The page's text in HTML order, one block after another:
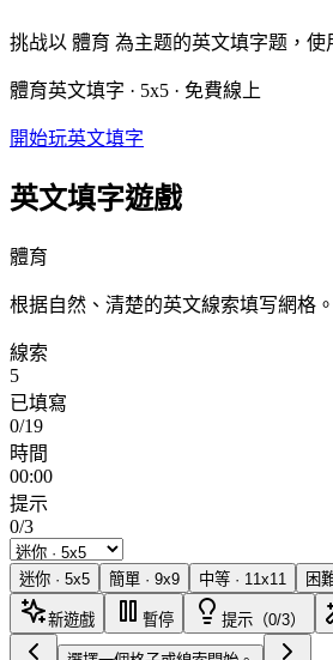
挑战以 體育 為主题的英文填字题，
體育英文填字 · 5x5 · 免費線上
開始玩英文填字
英文填字遊戲
體育
根据自然、清楚的英文線索填写網格
線索
5
已填寫
0/19
時間
00:00
提示
0/3
迷你 · 5x5 簡單 · 9x9 中等 · 11x11 困
新遊戲 暫停 提示（0/3）